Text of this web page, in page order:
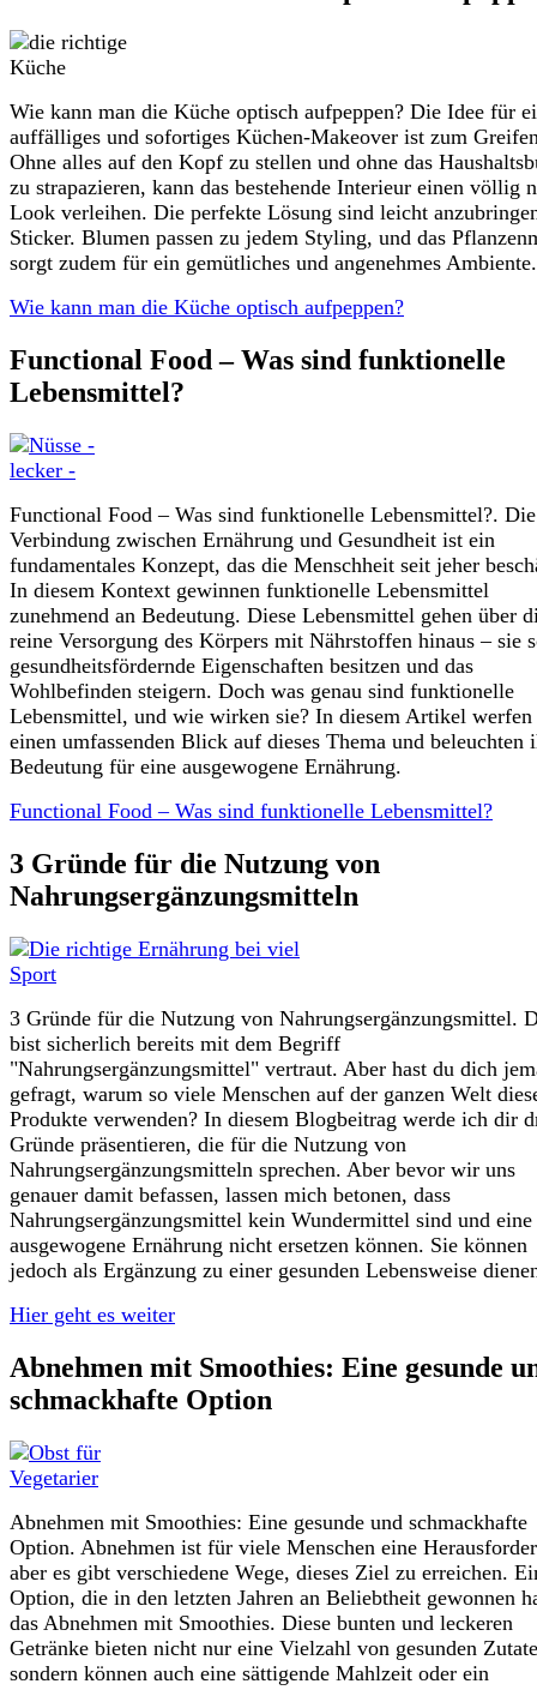
Wie kann man die Küche optisch aufpeppen? Die Idee für
auffälliges und sofortiges Küchen-Makeover ist zum
Ohne alles auf den Kopf zu stellen und ohne das
zu strapazieren, kann das bestehende Interieur einen völlig
Look verleihen. Die perfekte Lösung sind leicht
Sticker. Blumen passen zu jedem Styling, und das
sorgt zudem für ein gemütliches und angenehmes Ambiente.
Wie kann man die Küche optisch aufpeppen?
Functional Food – Was sind funktionelle
Lebensmittel?
Functional Food – Was sind funktionelle Lebensmittel?. Die
Verbindung zwischen Ernährung und Gesundheit ist ein
fundamentales Konzept, das die Menschheit seit jeher
In diesem Kontext gewinnen funktionelle Lebensmittel
zunehmend an Bedeutung. Diese Lebensmittel gehen über
reine Versorgung des Körpers mit Nährstoffen hinaus – sie
gesundheitsfördernde Eigenschaften besitzen und das
Wohlbefinden steigern. Doch was genau sind funktionelle
Lebensmittel, und wie wirken sie? In diesem Artikel
einen umfassenden Blick auf dieses Thema und beleuchten
Bedeutung für eine ausgewogene Ernährung.
Functional Food – Was sind funktionelle Lebensmittel?
3 Gründe für die Nutzung von
Nahrungsergänzungsmitteln
3 Gründe für die Nutzung von Nahrungsergänzungsmittel.
bist sicherlich bereits mit dem Begriff
"Nahrungsergänzungsmittel" vertraut. Aber hast du dich
gefragt, warum so viele Menschen auf der ganzen Welt
Produkte verwenden? In diesem Blogbeitrag werde ich dir
Gründe präsentieren, die für die Nutzung von
Nahrungsergänzungsmitteln sprechen. Aber bevor wir uns
genauer damit befassen, lassen mich betonen, dass
Nahrungsergänzungsmittel kein Wundermittel sind und eine
ausgewogene Ernährung nicht ersetzen können. Sie können
jedoch als Ergänzung zu einer gesunden Lebensweise
Hier geht es weiter
Abnehmen mit Smoothies: Eine gesunde
schmackhafte Option
Abnehmen mit Smoothies: Eine gesunde und schmackhafte
Option. Abnehmen ist für viele Menschen eine
aber es gibt verschiedene Wege, dieses Ziel zu erreichen.
Option, die in den letzten Jahren an Beliebtheit gewonnen
das Abnehmen mit Smoothies. Diese bunten und leckeren
Getränke bieten nicht nur eine Vielzahl von gesunden
sondern können auch eine sättigende Mahlzeit oder ein